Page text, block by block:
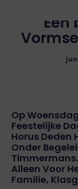
Een
Op
Feestelijke
Horus Deden
Onder
Alleen Voor
Familie,